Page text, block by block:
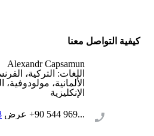
كيفية التواصل معنا
Alexandr Capsamun
اللغات: التركية،
الألمانية، مولودوفية،
الإنكليزية
+90 544 969... عرض